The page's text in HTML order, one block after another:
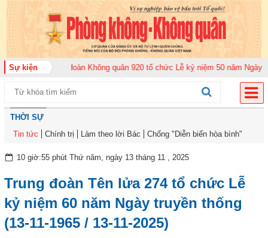
Sự kiệnTrung đoàn Không quân 920 tổ chức Lễ kỷ niệm 50 năm Ngày truyền
THỜI SỰ
Tin tức
Chính trị Làm theo lời Bác Chống "Diễn biến hòa bình"
10 giờ:55 phút Thứ năm, ngày 13 tháng 11 , 2025
Trung đoàn Tên lửa 274 tổ chức Lễ
kỷ niệm 60 năm Ngày truyền thống
(13-11-1965 / 13-11-2025)